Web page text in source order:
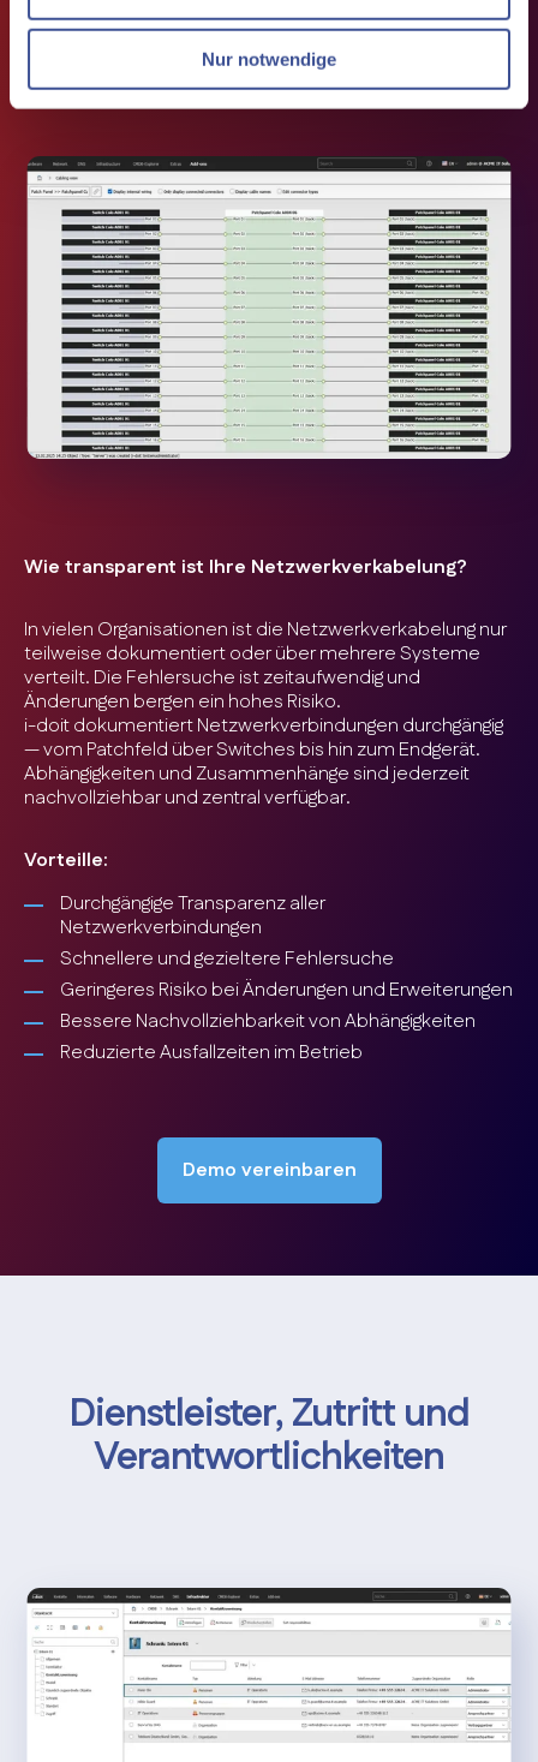
Nur notwendige
Verkabelung
Wie transparent ist Ihre Netzwerkverkabelung?
In vielen Organisationen ist die Netzwerkverkabelung nur
teilweise dokumentiert oder über mehrere Systeme
verteilt. Die Fehlersuche ist zeitaufwendig und
Änderungen bergen ein hohes Risiko.
i-doit dokumentiert Netzwerkverbindungen durchgängig
— vom Patchfeld über Switches bis hin zum Endgerät.
Abhängigkeiten und Zusammenhänge sind jederzeit
nachvollziehbar und zentral verfügbar.
Vorteille:
Durchgängige Transparenz aller
Netzwerkverbindungen
Schnellere und gezieltere Fehlersuche
Geringeres Risiko bei Änderungen und Erweiterungen
Bessere Nachvollziehbarkeit von Abhängigkeiten
Reduzierte Ausfallzeiten im Betrieb
Demo vereinbaren
Dienstleister, Zutritt und
Verantwortlichkeiten